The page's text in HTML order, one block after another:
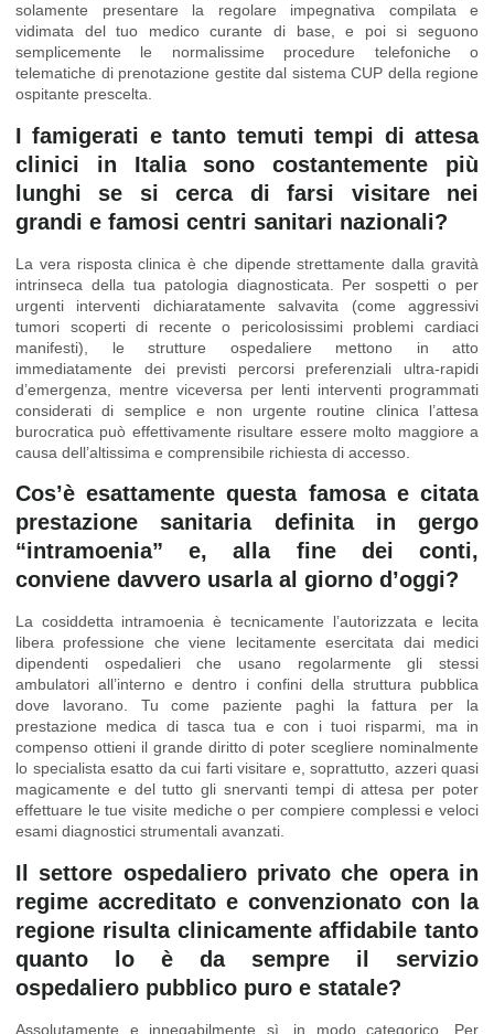
solamente presentare la regolare impegnativa compilata e
vidimata del tuo medico curante di base, e poi si seguono
semplicemente le normalissime procedure telefoniche o
telematiche di prenotazione gestite dal sistema CUP della regione
ospitante prescelta.
I famigerati e tanto temuti tempi di attesa
clinici in Italia sono costantemente più
lunghi se si cerca di farsi visitare nei
grandi e famosi centri sanitari nazionali?
La vera risposta clinica è che dipende strettamente dalla gravità
intrinseca della tua patologia diagnosticata. Per sospetti o per
urgenti interventi dichiaratamente salvavita (come aggressivi
tumori scoperti di recente o pericolosissimi problemi cardiaci
manifesti), le strutture ospedaliere mettono in atto
immediatamente dei previsti percorsi preferenziali ultra-rapidi
d’emergenza, mentre viceversa per lenti interventi programmati
considerati di semplice e non urgente routine clinica l’attesa
burocratica può effettivamente risultare essere molto maggiore a
causa dell’altissima e comprensibile richiesta di accesso.
Cos’è esattamente questa famosa e citata
prestazione sanitaria definita in gergo
“intramoenia” e, alla fine dei conti,
conviene davvero usarla al giorno d’oggi?
La cosiddetta intramoenia è tecnicamente l’autorizzata e lecita
libera professione che viene lecitamente esercitata dai medici
dipendenti ospedalieri che usano regolarmente gli stessi
ambulatori all’interno e dentro i confini della struttura pubblica
dove lavorano. Tu come paziente paghi la fattura per la
prestazione medica di tasca tua e con i tuoi risparmi, ma in
compenso ottieni il grande diritto di poter scegliere nominalmente
lo specialista esatto da cui farti visitare e, soprattutto, azzeri quasi
magicamente e del tutto gli snervanti tempi di attesa per poter
effettuare le tue visite mediche o per compiere complessi e veloci
esami diagnostici strumentali avanzati.
Il settore ospedaliero privato che opera in
regime accreditato e convenzionato con la
regione risulta clinicamente affidabile tanto
quanto lo è da sempre il servizio
ospedaliero pubblico puro e statale?
Assolutamente e innegabilmente sì, in modo categorico. Per